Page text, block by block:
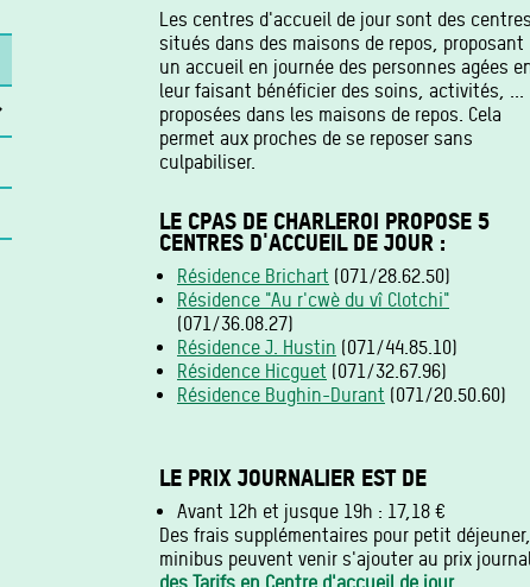
Les centres d'accueil de jour sont des centres
situés dans des maisons de repos, proposant
un accueil en journée des personnes agées
leur faisant bénéficier des soins, activités, ...
proposées dans les maisons de repos. Cela
permet aux proches de se reposer sans
culpabiliser.
LE CPAS DE CHARLEROI PROPOSE 5
CENTRES D'ACCUEIL DE JOUR :
Résidence Brichart (071/28.62.50)
Résidence "Au r'cwè du vî Clotchi"
(071/36.08.27)
Résidence J. Hustin (071/44.85.10)
Résidence Hicguet (071/32.67.96)
Résidence Bughin-Durant (071/20.50.60)
LE PRIX JOURNALIER EST DE
Avant 12h et jusque 19h : 17,18 €
Des frais supplémentaires pour petit
minibus peuvent venir s'ajouter au prix